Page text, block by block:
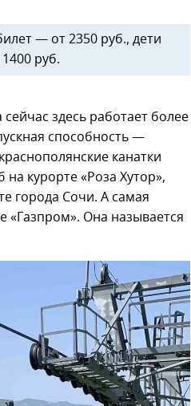
— от 2350 руб., дети
руб.
здесь работает более
способность —
канатки
курорте «Роза Хутор»,
города Сочи. А самая
«Газпром». Она называется